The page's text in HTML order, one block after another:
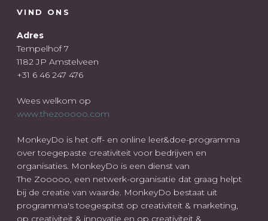
VIND ONS
Adres
Tempelhof 7
1182 JP Amstelveen
+31 6 46 247 476
Wees welkom op
www.thezooooo.com
MonkeyDo is het off- en online leer&doe-programma
over toegepaste creativiteit voor bedrijven en
organisaties. MonkeyDo is een dienst van
The Zooooo, een netwerk-organisatie dat graag helpt
bij de creatie van waarde. MonkeyDo bestaat uit
programma's toegespitst op creativiteit & marketing,